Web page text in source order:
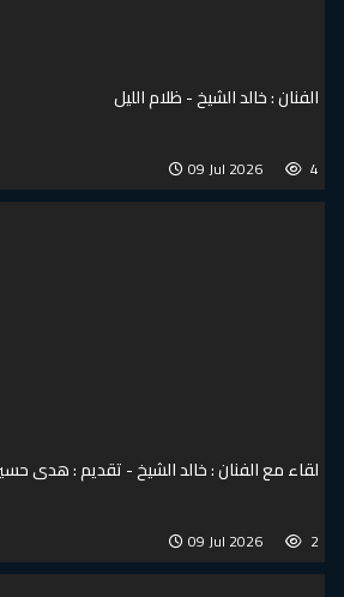
الفنان : خالد الشيخ - ظلام الليل
09 Jul 2026
لقاء مع الفنان : خالد الشيخ - تقديم : هدى حسين
09 Jul 2026